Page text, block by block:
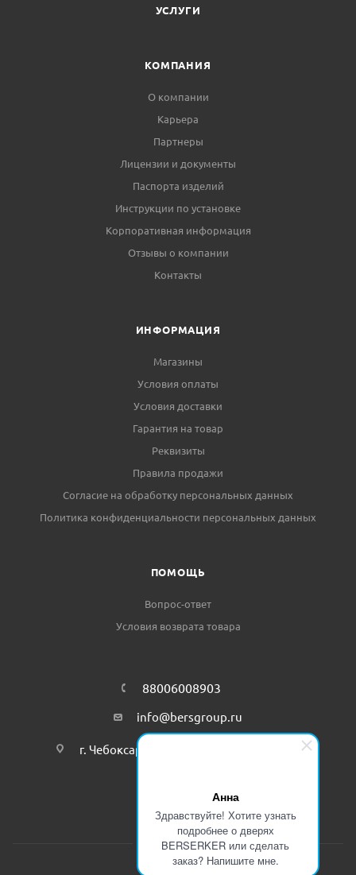
Анна
Здравствуйте! Хотите узнать
подробнее о дверях
BERSERKER или сделать
заказ? Напишите мне.
УСЛУГИ
КОМПАНИЯ
О компании
Карьера
Партнеры
Лицензии и документы
Паспорта изделий
Инструкции по установке
Корпоративная информация
Отзывы о компании
Контакты
ИНФОРМАЦИЯ
Магазины
Условия оплаты
Условия доставки
Гарантия на товар
Реквизиты
Правила продажи
Согласие на обработку персональных данных
Политика конфиденциальности персональных данных
ПОМОЩЬ
Вопрос-ответ
Условия возврата товара
88006008903
info@bersgroup.ru
г. Чебоксары, пр-т Тракторостроителей